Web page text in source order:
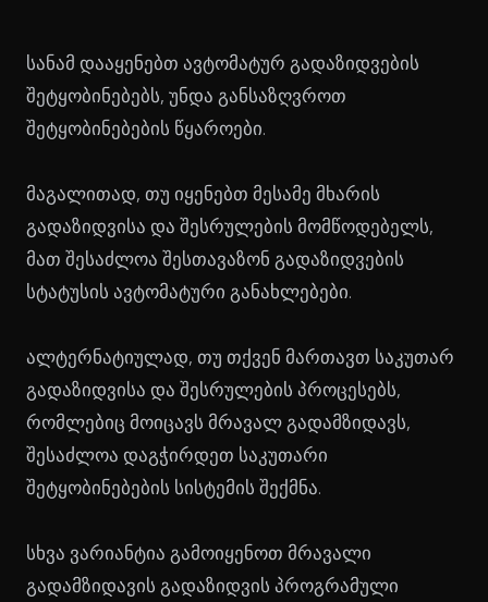
სანამ დააყენებთ ავტომატურ გადაზიდვების
შეტყობინებებს, უნდა განსაზღვროთ
შეტყობინებების წყაროები.
მაგალითად, თუ იყენებთ მესამე მხარის
გადაზიდვისა და შესრულების მომწოდებელს,
მათ შესაძლოა შესთავაზონ გადაზიდვების
სტატუსის ავტომატური განახლებები.
ალტერნატიულად, თუ თქვენ მართავთ საკუთარ
გადაზიდვისა და შესრულების პროცესებს,
რომლებიც მოიცავს მრავალ გადამზიდავს,
შესაძლოა დაგჭირდეთ საკუთარი
შეტყობინებების სისტემის შექმნა.
სხვა ვარიანტია გამოიყენოთ მრავალი
გადამზიდავის გადაზიდვის პროგრამული